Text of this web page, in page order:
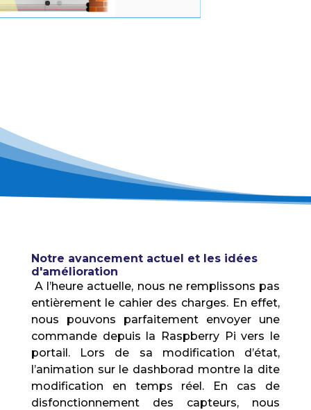
Notre avancement actuel et les idées
d'amélioration
A l’heure actuelle, nous ne remplissons pas
entièrement le cahier des charges. En effet,
nous pouvons parfaitement envoyer une
commande depuis la Raspberry Pi vers le
portail. Lors de sa modification d’état,
l’animation sur le dashborad montre la dite
modification en temps réel. En cas de
disfonctionnement des capteurs, nous